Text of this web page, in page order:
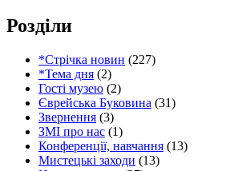
Розділи
*Стрічка новин (227)
*Тема дня (2)
Гості музею (2)
Єврейська Буковина (31)
Звернення (3)
ЗМІ про нас (1)
Конференції, навчання (13)
Мистецькі заходи (13)